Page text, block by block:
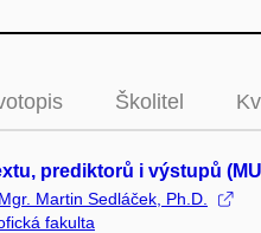
Školitel
prediktorů i výstupů
Martin Sedláček, Ph.D.
fakulta